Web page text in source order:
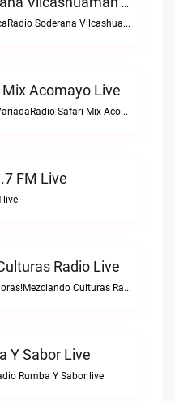
Radio Soderana Vilcashuaman Live
Lo mejor en musicaRadio Soderana Vilcashuaman live
Acomayo Live
La Mejor Musica VariadaRadio Safari Mix Acomayo live
FM Live
live
Radio Live
Sonando Las 24 horas!Mezclando Culturas Radio live
Y Sabor Live
Rumba Y Sabor live